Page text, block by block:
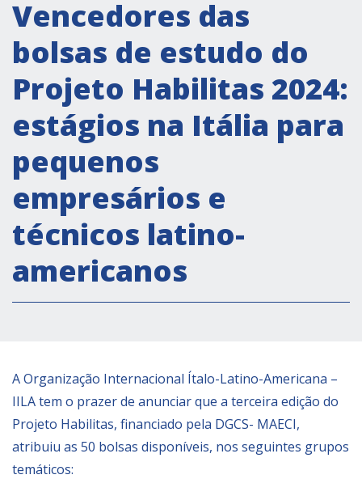
Secretaria Cultural
Secretaria Socioeconômica
Secretaria Técnico científica
Forum PMEs
Bolsas de estudo
Conferência Itália- América Latina e Caribe
Parcerias
COOPERAÇÃO
Patrimônio cultural
EL PAcCTO
EUROsociAL
MÍDIA
Vencedores das
bolsas de estudo do
Projeto Habilitas 2024:
estágios na Itália para
pequenos
empresários e
técnicos latino-
americanos
A Organização Internacional Ítalo-Latino-Americana –
IILA tem o prazer de anunciar que a terceira edição do
Projeto Habilitas, financiado pela DGCS- MAECI,
atribuiu as 50 bolsas disponíveis, nos seguintes grupos
temáticos: